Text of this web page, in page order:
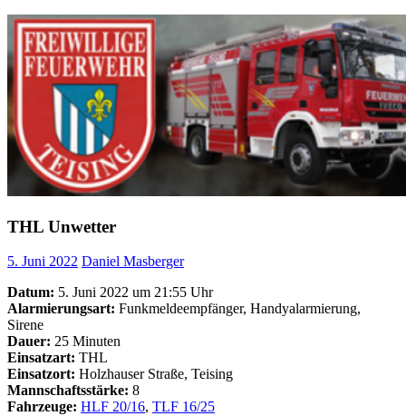
THL Unwetter
5. Juni 2022 Daniel Masberger
Datum: 5. Juni 2022 um 21:55 Uhr
Alarmierungsart: Funkmeldeempfänger, Handyalarmierung,
Sirene
Dauer: 25 Minuten
Einsatzart: THL
Einsatzort: Holzhauser Straße, Teising
Mannschaftsstärke: 8
Fahrzeuge: HLF 20/16, TLF 16/25